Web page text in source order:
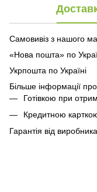
Самовивіз з нашого
«Нова пошта» по
Укрпошта по Україні
Більше інформації
Готівкою при
Кредитною
Гарантія від